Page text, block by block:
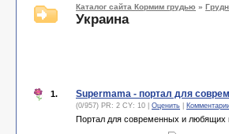
Каталог сайта Кормим грудью »
Украина
1. Supermama - портал для
(0/957) PR: 2 CY: 10 | Оценить
Портал для современных и